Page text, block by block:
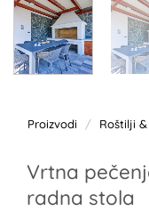
Proizvodi / Roštilji
Vrtna
radna stola